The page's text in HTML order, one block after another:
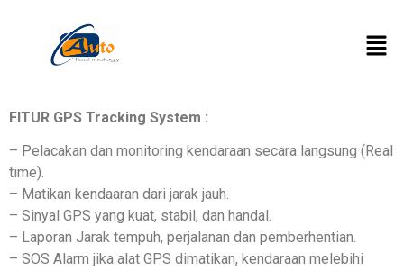
FITUR GPS Tracking System :
– Pelacakan dan monitoring kendaraan secara langsung (Real
time).
– Matikan kendaaran dari jarak jauh.
– Sinyal GPS yang kuat, stabil, dan handal.
– Laporan Jarak tempuh, perjalanan dan pemberhentian.
– SOS Alarm jika alat GPS dimatikan, kendaraan melebihi